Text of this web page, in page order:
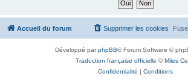
Accueil du forum Supprimer les cookies
Développé parphpBB® Forum Software ©
Traduction française officielle ©Miles
Confidentialité | Conditions